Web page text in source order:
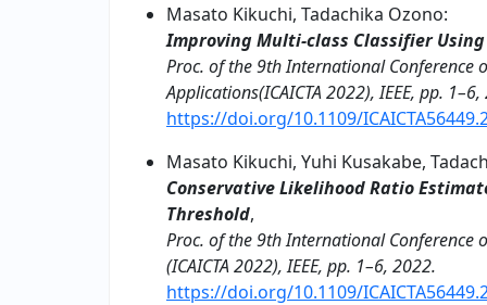
Masato Kikuchi, Tadachika Ozono:
Improving Multi-class Classifier
Proc. of the 9th International Conference
Applications(ICAICTA 2022), IEEE, pp. 1–6,
https://doi.org/10.1109/
Masato Kikuchi, Yuhi Kusakabe,
Conservative Likelihood Ratio
Threshold,
Proc. of the 9th International Conference
(ICAICTA 2022), IEEE, pp. 1–6, 2022.
https://doi.org/10.1109/